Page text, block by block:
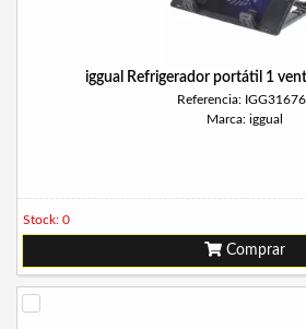
iggual Refrigerador portátil 1
Referencia:
Marca: iggual
Stock: 0
Comprar